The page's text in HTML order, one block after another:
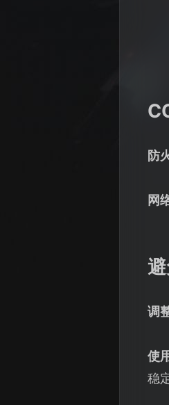
防
网
调
使
稳